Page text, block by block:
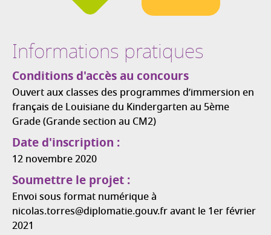
Informations pratiques
Conditions d'accès au concours
Ouvert aux classes des programmes d’immersion en
français de Louisiane du Kindergarten au 5ème
Grade (Grande section au CM2)
Date d'inscription :
12 novembre 2020
Soumettre le projet :
Envoi sous format numérique à
nicolas.torres@diplomatie.gouv.fr avant le 1er février
2021